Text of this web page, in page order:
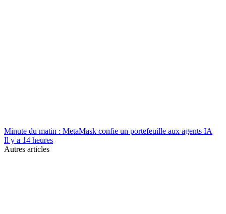
Minute du matin : MetaMask confie un portefeuille aux agents IA
Il y a 14 heures
Autres articles